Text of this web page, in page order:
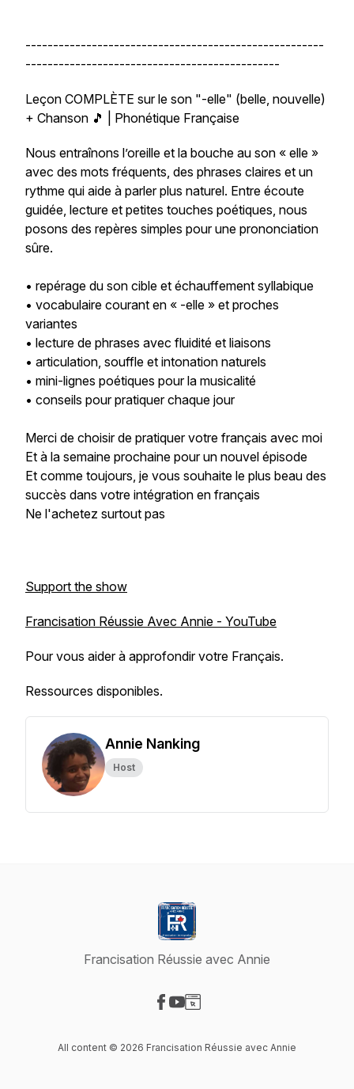
------------------------------------------------------
----------------------------------------------
Leçon COMPLÈTE sur le son "-elle" (belle, nouvelle)
+ Chanson 🎵 | Phonétique Française
Nous entraînons l’oreille et la bouche au son « elle »
avec des mots fréquents, des phrases claires et un
rythme qui aide à parler plus naturel. Entre écoute
guidée, lecture et petites touches poétiques, nous
posons des repères simples pour une prononciation
sûre.
• repérage du son cible et échauffement syllabique
• vocabulaire courant en « -elle » et proches
variantes
• lecture de phrases avec fluidité et liaisons
• articulation, souffle et intonation naturels
• mini-lignes poétiques pour la musicalité
• conseils pour pratiquer chaque jour
Merci de choisir de pratiquer votre français avec moi
Et à la semaine prochaine pour un nouvel épisode
Et comme toujours, je vous souhaite le plus beau des
succès dans votre intégration en français
Ne l'achetez surtout pas
Support the show
Francisation Réussie Avec Annie - YouTube
Pour vous aider à approfondir votre Français.
Ressources disponibles.
Annie Nanking
Host
Francisation Réussie avec Annie
All content © 2026 Francisation Réussie avec Annie